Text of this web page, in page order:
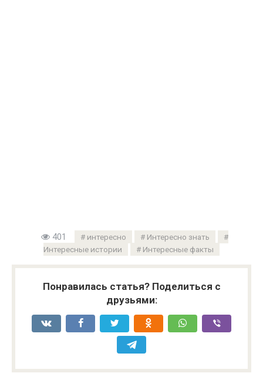
401 интересно
Интересно знать
Интересные истории
Интересные факты
Понравилась статья? Поделиться с
друзьями: